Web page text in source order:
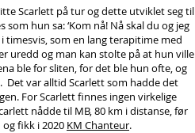
Scarlett på tur og dette utviklet seg til
hun sa: ‘Kom nå! Nå skal du og jeg
timesvis, som en lang terapitime med
uredd og man kan stolte på at hun ville
ble for sliten, for det ble hun ofte, og
Det var alltid Scarlett som hadde det
For Scarlett finnes ingen virkelige
nådde til MB, 80 km i distanse, før
fikk i 2020 KM Chanteur.